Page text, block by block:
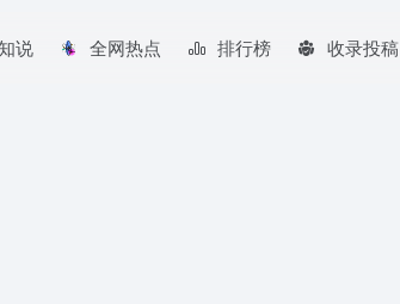
说 全网热点 排行榜 收录投稿